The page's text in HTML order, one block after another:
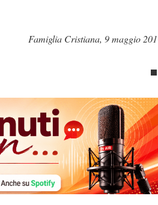
Famiglia Cristiana, 9 maggio